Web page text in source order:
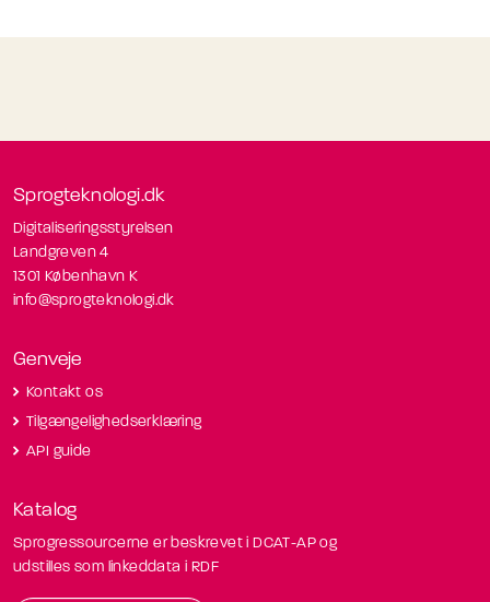
Sprogteknologi.dk
Digitaliseringsstyrelsen
Landgreven 4
1301 København K
info@sprogteknologi.dk
Genveje
Kontakt os
Tilgængelighedserklæring
API guide
Katalog
Sprogressourcerne er beskrevet i DCAT-AP og
udstilles som linkeddata i RDF